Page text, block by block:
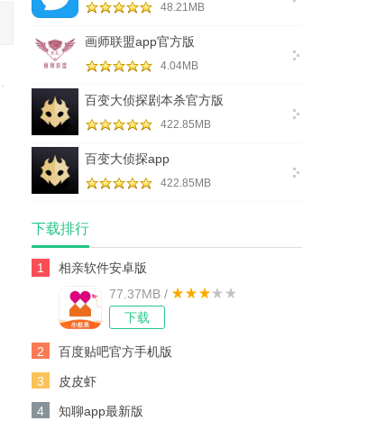
48.21MB
画师联盟app官方版
4.04MB
百变大侦探剧本杀官方版
422.85MB
百变大侦探app
422.85MB
下载排行
1
相亲软件安卓版
77.37MB /
下载
2 百度贴吧官方手机版
3 皮皮虾
4 知聊app最新版